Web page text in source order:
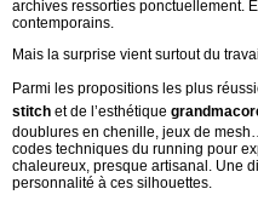
archives ressorties ponctuellement.
contemporains.
Mais la surprise vient surtout du
Parmi les propositions les plus
stitch et de l’esthétique
doublures en chenille, jeux de
codes techniques du running pour
chaleureux, presque artisanal. Une
personnalité à ces silhouettes.